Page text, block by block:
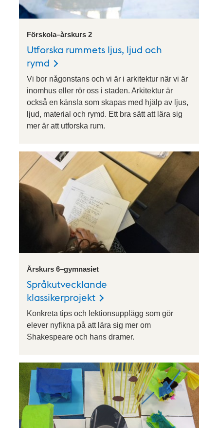
Förskola–årskurs 2
Utforska rummets ljus, ljud och
rymd
Vi bor någonstans och vi är i arkitektur när vi är
inomhus eller rör oss i staden. Arkitektur är
också en känsla som skapas med hjälp av ljus,
ljud, material och rymd. Ett bra sätt att lära sig
mer är att utforska rum.
Årskurs 6–gymnasiet
Språkutvecklande
klassikerprojekt
Konkreta tips och lektionsupplägg som gör
elever nyfikna på att lära sig mer om
Shakespeare och hans dramer.